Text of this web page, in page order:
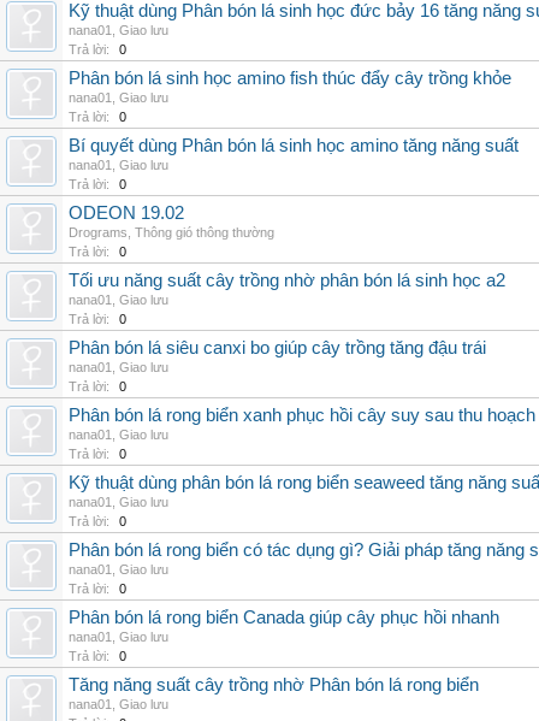
Kỹ thuật dùng Phân bón lá sinh học đức bảy 16 tăng năng
nana01
Giao lưu
Trả lời:
0
Phân bón lá sinh học amino fish thúc đẩy cây trồng khỏe
nana01
Giao lưu
Trả lời:
0
Bí quyết dùng Phân bón lá sinh học amino tăng năng suất
nana01
Giao lưu
Trả lời:
0
ODEON 19.02
Drograms Thông gió thông thường
Trả lời:
0
Tối ưu năng suất cây trồng nhờ phân bón lá sinh học a2
nana01
Giao lưu
Trả lời:
0
Phân bón lá siêu canxi bo giúp cây trồng tăng đậu trái
nana01
Giao lưu
Trả lời:
0
Phân bón lá rong biển xanh phục hồi cây suy sau thu hoạch
nana01
Giao lưu
Trả lời:
0
Kỹ thuật dùng phân bón lá rong biển seaweed tăng năng
nana01
Giao lưu
Trả lời:
0
Phân bón lá rong biển có tác dụng gì? Giải pháp tăng năng
nana01
Giao lưu
Trả lời:
0
Phân bón lá rong biển Canada giúp cây phục hồi nhanh
nana01
Giao lưu
Trả lời:
0
Tăng năng suất cây trồng nhờ Phân bón lá rong biển
nana01
Giao lưu